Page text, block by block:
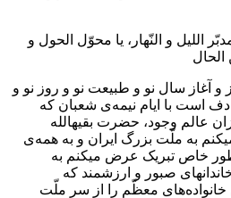
اللیل و النّهار، یا محوّل الحول و
الحال
آغاز سال نو و طبیعت نو و روز نو و
است با ایام نیمه‌ی شعبان که
عالم وجود، حضرت بقیهالله
به ملّت بزرگ ایران و به همه‌ی
خاص تبریک عرض میکنم به
صبور و ارزشمند که
خانواده‌های معظّم را از سر ملّت